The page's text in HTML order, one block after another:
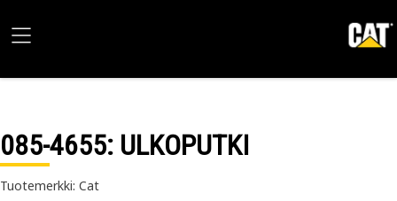
085-4655: ULKOPUTKI
Tuotemerkki: Cat